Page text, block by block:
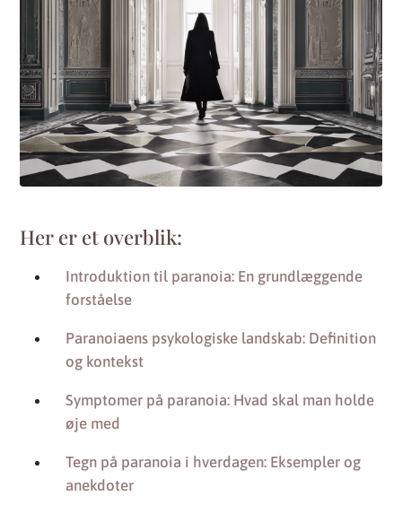
Her er et overblik:
Introduktion til paranoia: En grundlæggende
forståelse
Paranoiaens psykologiske landskab: Definition
og kontekst
Symptomer på paranoia: Hvad skal man holde
øje med
Tegn på paranoia i hverdagen: Eksempler og
anekdoter